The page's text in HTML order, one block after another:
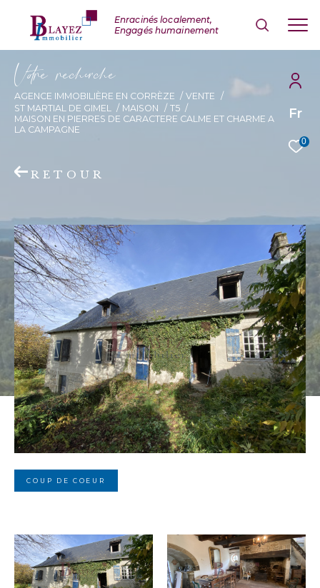
Fr
0
Vore recece
AGENCE IMMOBILIÈRE EN CORRÈZE
VENTE
ST MARTIAL DE GIMEL
MAISON
T5
MAISON EN PIERRES DE CARACTERE CALME ET CHARME A
LA CAMPAGNE
RETOUR
COUP DE COEUR